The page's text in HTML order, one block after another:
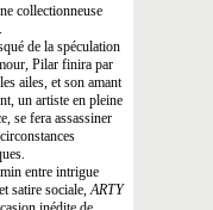
collectionneuse
de la spéculation
Pilar finira par
ailes, et son amant
un artiste en pleine
se fera assassiner
entre intrigue
satire sociale, ARTY